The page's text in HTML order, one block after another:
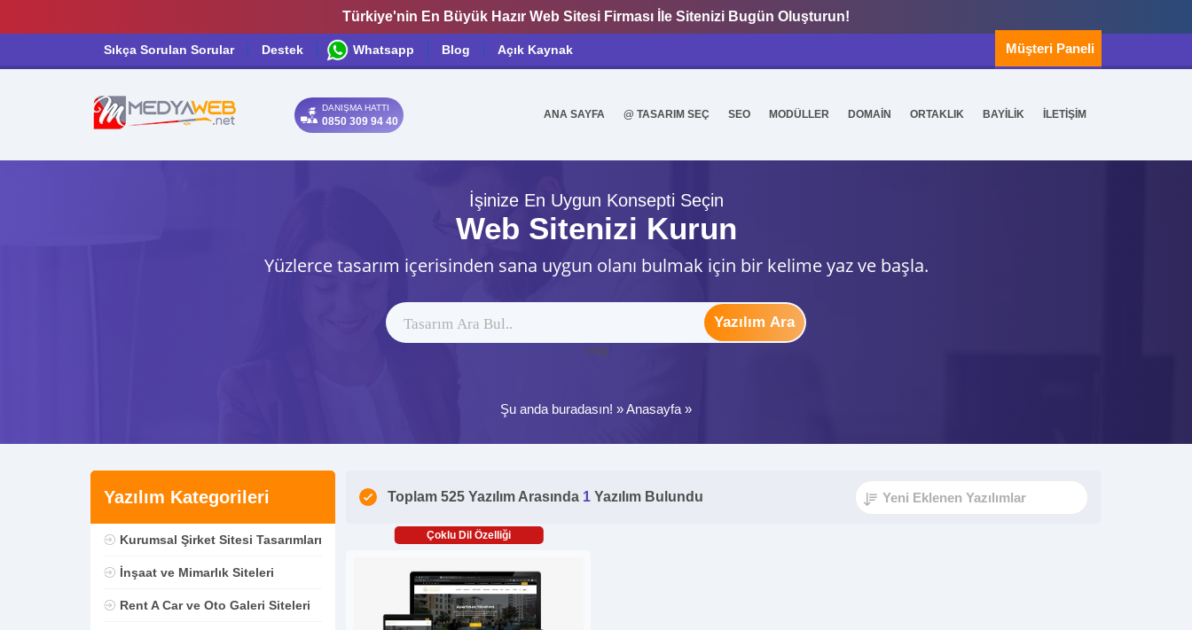
Türkiye'nin En Büyük Hazır Web Sitesi Firması İle Sitenizi Bugün Oluşturun!
Sıkça Sorulan Sorular Destek Whatsapp Blog Açık Kaynak Müşteri Paneli
DANIŞMA HATTI
0850 309 94 40
ANA SAYFA @ TASARIM SEÇ SEO MODÜLLER DOMAİN ORTAKLIK BAYİLİK İLETİŞİM
İşinize En Uygun Konsepti Seçin
Web Sitenizi Kurun
Yüzlerce tasarım içerisinden sana uygun olanı bulmak için bir kelime yaz ve başla.
Yazılım Ara
ytag
Şu anda buradasın! »Anasayfa »
Yazılım Kategorileri
Kurumsal Şirket Sitesi Tasarımları
İnşaat ve Mimarlık Siteleri
Rent A Car ve Oto Galeri Siteleri
Toplam 525 Yazılım Arasında 1 Yazılım Bulundu
Çoklu Dil Özelliği